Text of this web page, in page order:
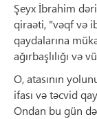
Şeyx İbrahim
qiraəti, "vəqf və
qaydalarına
ağırbaşlılığı və
O, atasının
ifası və təcvid
Ondan bu gün də